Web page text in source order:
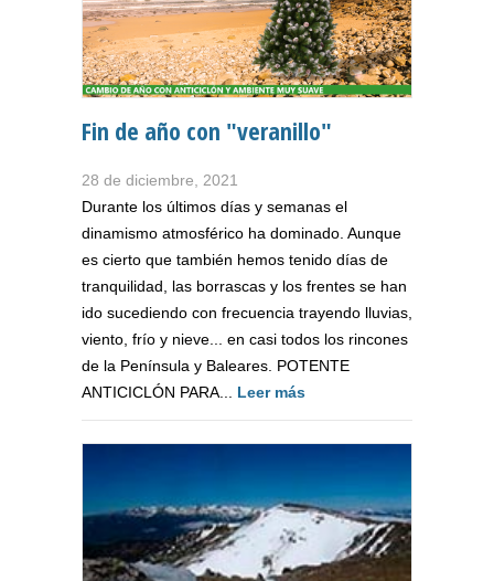
Fin de año con "veranillo"
28 de diciembre, 2021
Durante los últimos días y semanas el
dinamismo atmosférico ha dominado. Aunque
es cierto que también hemos tenido días de
tranquilidad, las borrascas y los frentes se han
ido sucediendo con frecuencia trayendo lluvias,
viento, frío y nieve... en casi todos los rincones
de la Península y Baleares. POTENTE
ANTICICLÓN PARA... Leer más